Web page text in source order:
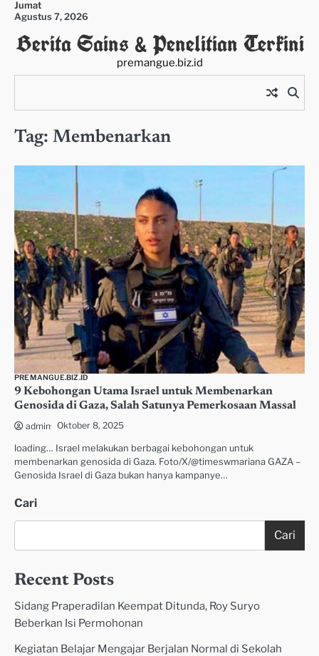
Skip
content
Jumat
Agustus 7, 2026
Berita Sains & Penelitian Terkini
premangue.biz.id
Tag: Membenarkan
PREMANGUE.BIZ.ID
9 Kebohongan Utama Israel untuk Membenarkan
Genosida di Gaza, Salah Satunya Pemerkosaan Massal
admin Oktober 8, 2025
loading… Israel melakukan berbagai kebohongan untuk
membenarkan genosida di Gaza. Foto/X/@timeswmariana GAZA –
Genosida Israel di Gaza bukan hanya kampanye…
Cari
Cari
Recent Posts
Sidang Praperadilan Keempat Ditunda, Roy Suryo
Beberkan Isi Permohonan
Kegiatan Belajar Mengajar Berjalan Normal di Sekolah